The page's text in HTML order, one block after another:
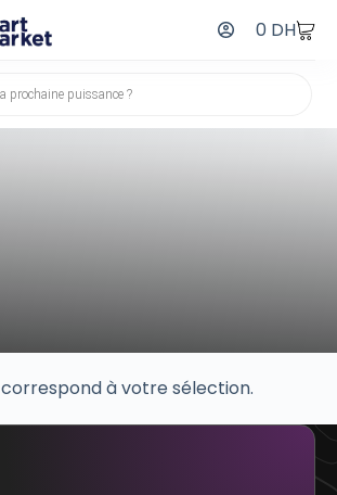
0 DH
à votre sélection.